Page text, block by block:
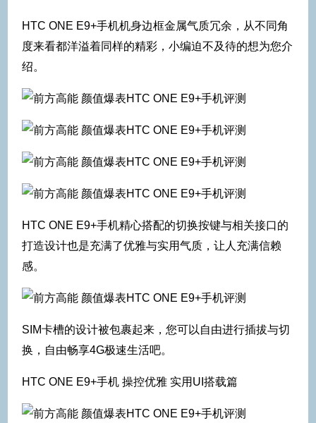
HTC ONE E9+手机机身边框金属气质冗余，从不同角
度来看都洋溢着同样的精彩，小编迫不及待的想为您介
绍。
HTC ONE E9+手机精心搭配的切换按键与相关接口的
打造设计也是充满了优雅与实用气质，让人充满信赖
感。
SIM卡槽的设计被包裹起来，您可以自由进行插拔与切
换，自由畅享4G极速生活吧。
HTC ONE E9+手机 操控优雅 实用UI搭载篇